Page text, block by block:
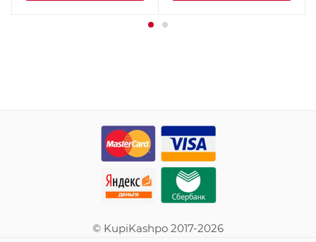
© KupiKashpo 2017-2026